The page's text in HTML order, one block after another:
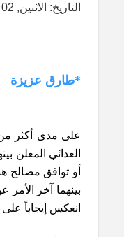
التاريخ: الاثنين, 02 كانون 2 2017
*طارق عزيزة
على مدى أكثر
العدائي المعلن
أو توافق مصالح
بينهما آخر
انعكس إيجاباً